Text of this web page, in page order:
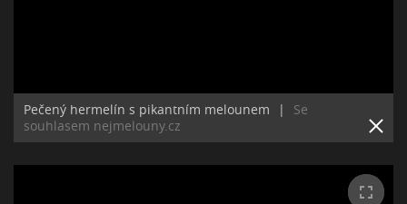
Pečený hermelín s pikantním melounem |
Se
souhlasem nejmelouny.cz